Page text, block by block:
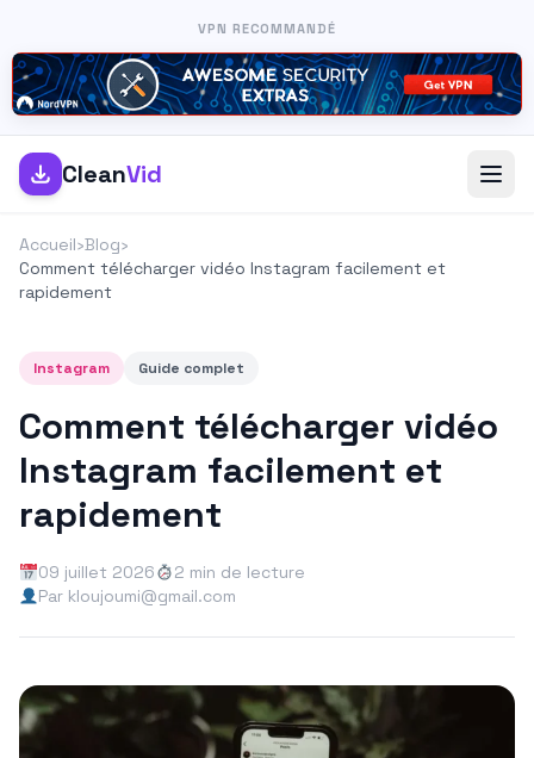
VPN RECOMMANDÉ
CleanVid
Accueil›Blog›
Comment télécharger vidéo Instagram facilement et
rapidement
Instagram Guide complet
Comment télécharger vidéo
Instagram facilement et
rapidement
09 juillet 2026
2 min de lecture
Par kloujoumi@gmail.com